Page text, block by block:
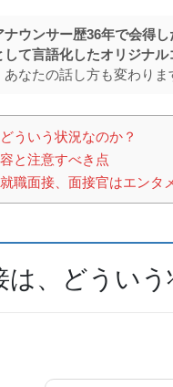
e
a
s
ナウンサー歴36年で会得
して言語化したオリジナ
なたの話し方も変わりま
ういう状況なのか？
と注意すべき点
職面接、面接官はエンタ
は、どういう